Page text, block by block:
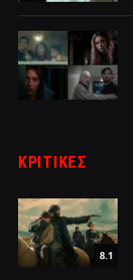
ΚΡΙΤΙΚΈΣ
8.1